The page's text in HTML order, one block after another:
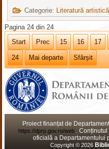
Categorie:
Literatură artistică
Pagina 24 din 24
Start
Prec 15 16 17
24 Mai departe Sfârșit
Proiect finanțat de
https://dprp.gov.ro/web
.
oficială a Departamentului
Copyright © 2026